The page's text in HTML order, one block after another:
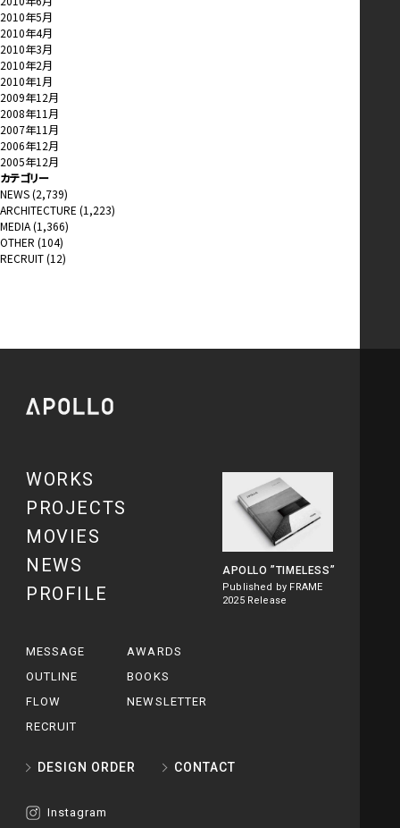
2010年5月
2010年4月
2010年3月
2010年2月
2010年1月
2009年12月
2008年11月
2007年11月
2006年12月
2005年12月
カテゴリー
NEWS(2,739)
ARCHITECTURE (1,223)
MEDIA(1,366)
OTHER (104)
RECRUIT(12)
WORKS
PROJECTS
MOVIES
NEWS
PROFILE
APOLLO”TIMELESS”
Published by FRAME
2025 Release
MESSAGE
AWARDS
OUTLINE
BOOKS
FLOW
NEWSLETTER
RECRUIT
DESIGN ORDER CONTACT
Instagram